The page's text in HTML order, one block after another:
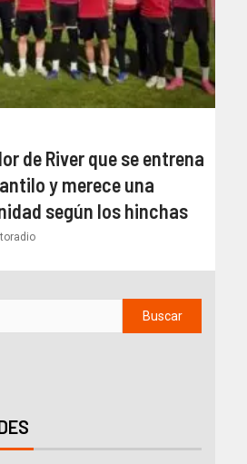
de River que se entrena
y merece una
según los hinchas